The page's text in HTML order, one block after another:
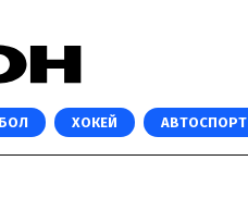
ХОКЕЙ АВТОСПОРТ